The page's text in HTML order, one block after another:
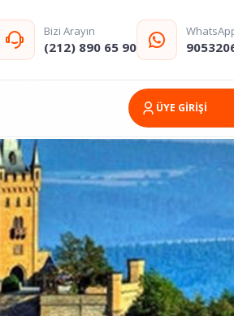
Bizi Arayın
(212) 890 65 90
ÜYE GİRİŞİ